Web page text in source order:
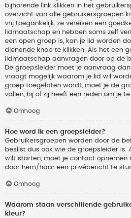
bijhorende link klikken in het
overzicht van alle gebruikersgroepen
vrij toegankelijk, ze vereisen een
lidmaatschap en hebben soms zelf
een open groep is, kan je lid worden
dienende knop te klikken. Als het een
lidmaatschap aanvragen door op de
De groepsleider moet je aanvraag
vraagt mogelijk waarom je lid wil
groep toegelaten wordt, moet je de
vallen, hij of zij heeft een reden om je
Omhoog
Hoe word ik een groepsleider?
Gebruikersgroepen worden door de
beslist dus ook wie de groepsleider is.
wilt starten, moet je contact opnemen
door hem/haar een privébericht te
Omhoog
Waarom staan verschillende
kleur?